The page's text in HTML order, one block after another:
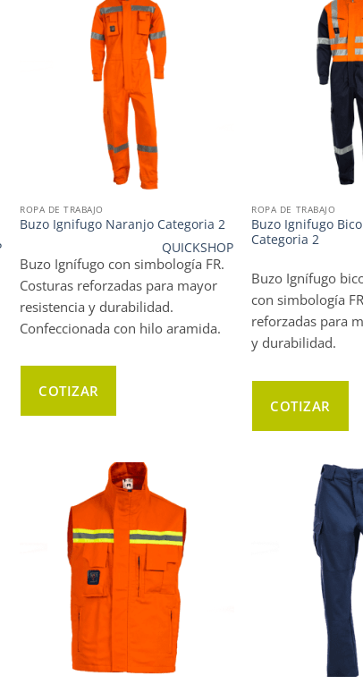
WISHLIST
ROPA DE TRABAJO
Buzo Ignifugo Naranjo Categoria 2
Buzo Ignífugo con simbología FR.
Costuras reforzadas para mayor
resistencia y durabilidad.
Confeccionada con hilo aramida.
COTIZAR
ROPA DE TRABAJO
Buzo Ignifugo
Categoria 2
QUICKSHOP
Buzo Ignífugo
con simbología
reforzadas para
y durabilidad.
COTIZAR
WISHLIST